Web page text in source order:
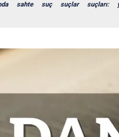
sahte suç suçlar suçları: